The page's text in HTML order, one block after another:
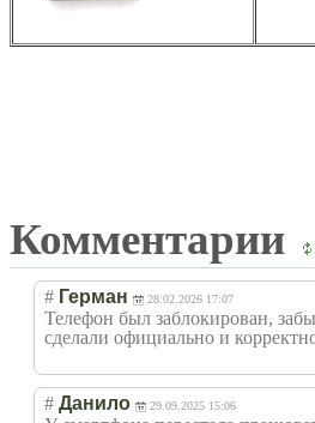
Комментарии
# Герман 28.02.2026 17:07
Телефон был заблокирован,
сделали официально и
# Данило 29.09.2025 15:06